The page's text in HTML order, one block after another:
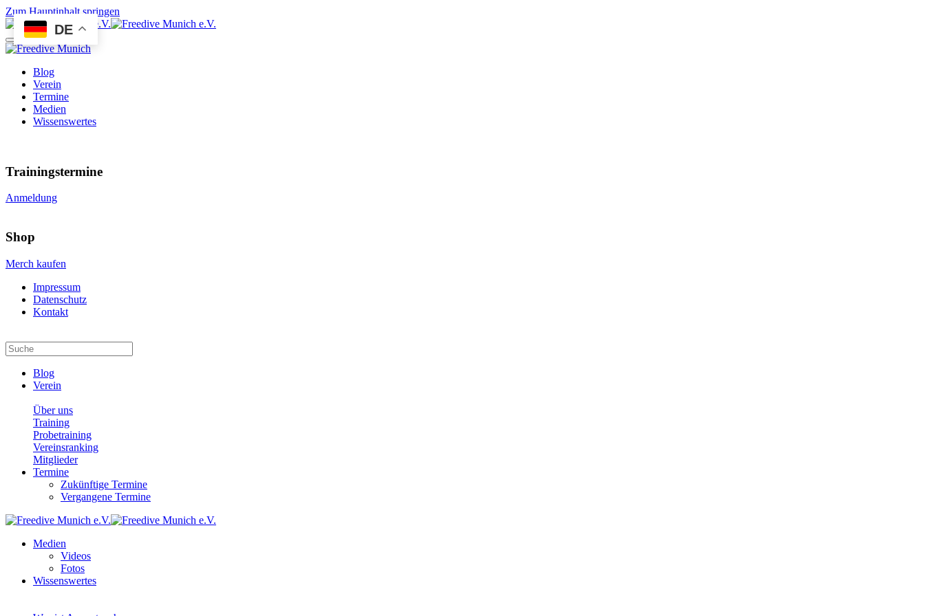
Zum Hauptinhalt springen
Blog
Verein
Termine
Medien
Wissenswertes
Trainingstermine
Anmeldung
Shop
Merch kaufen
Impressum
Datenschutz
Kontakt
Blog
Verein
Über uns
Training
Probetraining
Vereinsranking
Mitglieder
Termine
Zukünftige Termine
Vergangene Termine
Medien
Videos
Fotos
Wissenswertes
DE